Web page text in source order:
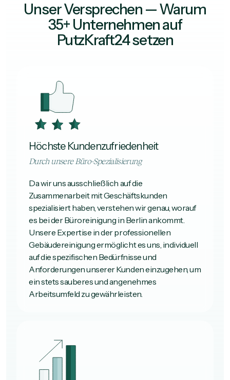
Unser Versprechen — Warum
35+ Unternehmen auf
PutzKraft24 setzen
Höchste Kundenzufriedenheit
Durch unsere Büro-Spezialisierung
Da wir uns ausschließlich auf die
Zusammenarbeit mit Geschäftskunden
spezialisiert haben, verstehen wir genau, worauf
es bei der Büroreinigung in Berlin ankommt.
Unsere Expertise in der professionellen
Gebäudereinigung ermöglicht es uns, individuell
auf die spezifischen Bedürfnisse und
Anforderungen unserer Kunden einzugehen, um
ein stets sauberes und angenehmes
Arbeitsumfeld zu gewährleisten.